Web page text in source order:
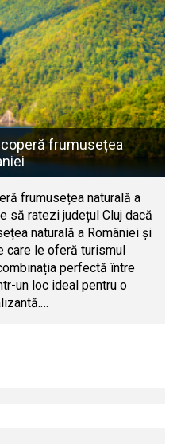
frumusețea
frumusețea naturală a
să ratezi județul Cluj dacă
naturală a României și
care le oferă turismul
perfectă între
un loc ideal pentru o